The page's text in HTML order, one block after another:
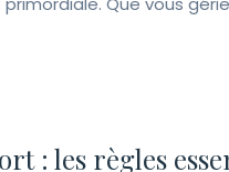
: les règles